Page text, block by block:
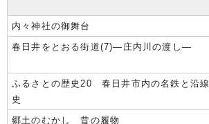
内々神社の御舞台
春日井をとおる街道(7)―庄内川の渡し―
ふるさとの歴史20 春日井市内の名鉄と沿線
史
郷土のむかし 昔の履物